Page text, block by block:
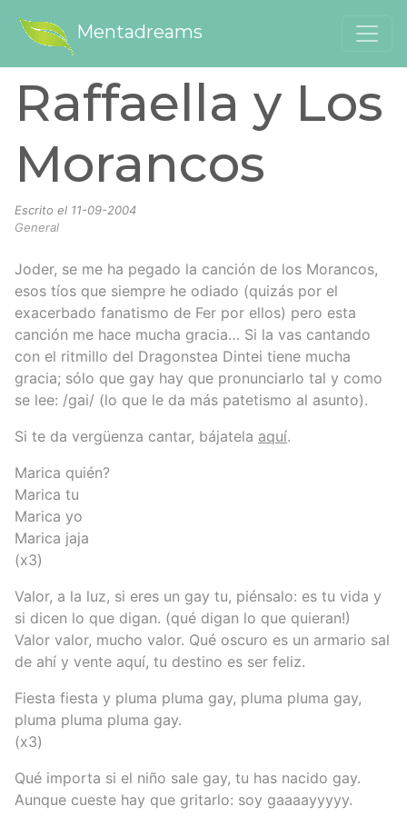
Mentadreams
Raffaella y Los
Morancos
Escrito el 11-09-2004
General
Joder, se me ha pegado la canción de los Morancos,
esos tíos que siempre he odiado (quizás por el
exacerbado fanatismo de Fer por ellos) pero esta
canción me hace mucha gracia… Si la vas cantando
con el ritmillo del Dragonstea Dintei tiene mucha
gracia; sólo que gay hay que pronunciarlo tal y como
se lee: /gai/ (lo que le da más patetismo al asunto).
Si te da vergüenza cantar, bájatela aquí.
Marica quién?
Marica tu
Marica yo
Marica jaja
(x3)
Valor, a la luz, si eres un gay tu, piénsalo: es tu vida y
si dicen lo que digan. (qué digan lo que quieran!)
Valor valor, mucho valor. Qué oscuro es un armario sal
de ahí y vente aquí, tu destino es ser feliz.
Fiesta fiesta y pluma pluma gay, pluma pluma gay,
pluma pluma pluma gay.
(x3)
Qué importa si el niño sale gay, tu has nacido gay.
Aunque cueste hay que gritarlo: soy gaaaayyyyy.